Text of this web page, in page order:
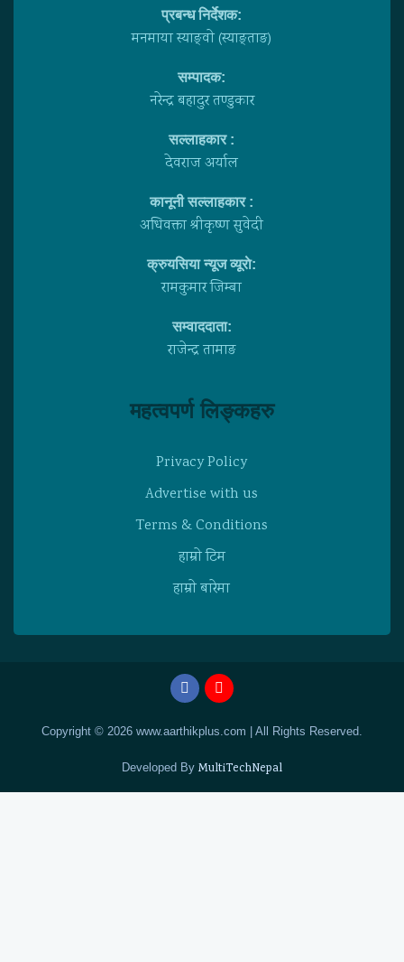
प्रबन्ध निर्देशक:
मनमाया स्याङ्वाे (स्याङ्ताङ)
सम्पादक:
नरेन्द्र बहादुर तण्डुकार
सल्लाहकार :
देवराज अर्याल
कानूनी सल्लाहकार :
अधिवक्ता श्रीकृष्ण सुवेदी
क्रुयसिया न्यूज व्यूराे:
रामकुमार जिम्बा
सम्वाददाता:
राजेन्द्र तामाङ
महत्वपर्ण लिङ्कहरु
Privacy Policy
Advertise with us
Terms & Conditions
हाम्राे टिम
हाम्राे बारेमा
Copyright © 2026 www.aarthikplus.com | All Rights Reserved.
Developed By MultiTechNepal